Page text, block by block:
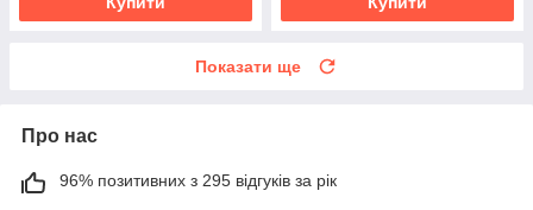
Показати ще
Про нас
96% позитивних з 295 відгуків за рік